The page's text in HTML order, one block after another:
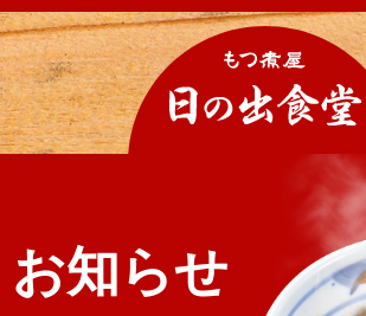
お知らせ